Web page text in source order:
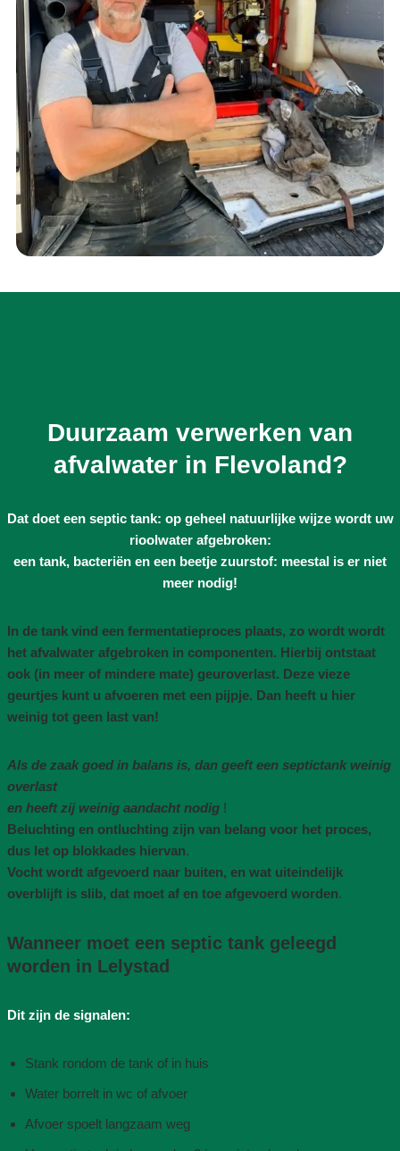
Duurzaam verwerken van
afvalwater in Flevoland?
Dat doet een septic tank: op geheel natuurlijke wijze wordt uw
rioolwater afgebroken:
een tank, bacteriën en een beetje zuurstof: meestal is er niet
meer nodig!
In de tank vind een fermentatieproces plaats, zo wordt wordt
het afvalwater afgebroken in componenten. Hierbij ontstaat
ook (in meer of mindere mate) geuroverlast. Deze vieze
geurtjes kunt u afvoeren met een pijpje. Dan heeft u hier
weinig tot geen last van!
Als de zaak goed in balans is, dan geeft een septictank weinig
overlast
en heeft zij weinig aandacht nodig !
Beluchting en ontluchting zijn van belang voor het proces,
dus let op blokkades hiervan.
Vocht wordt afgevoerd naar buiten, en wat uiteindelijk
overblijft is slib, dat moet af en toe afgevoerd worden.
Wanneer moet een septic tank geleegd
worden in Lelystad
Dit zijn de signalen:
Stank rondom de tank of in huis
Water borrelt in wc of afvoer
Afvoer spoelt langzaam weg